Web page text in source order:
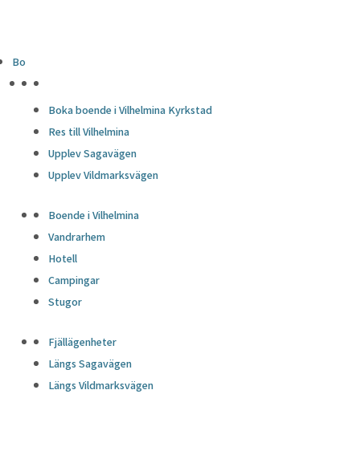
Bo
Boka boende i Vilhelmina Kyrkstad
Res till Vilhelmina
Upplev Sagavägen
Upplev Vildmarksvägen
Boende i Vilhelmina
Vandrarhem
Hotell
Campingar
Stugor
Fjällägenheter
Längs Sagavägen
Längs Vildmarksvägen